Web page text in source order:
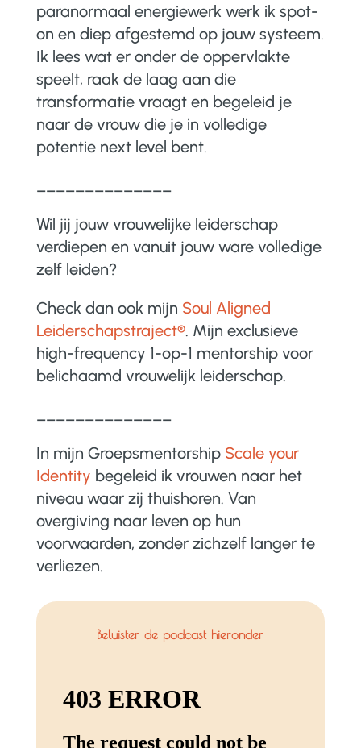
paranormaal energiewerk werk ik spot-
on en diep afgestemd op jouw systeem.
Ik lees wat er onder de oppervlakte
speelt, raak de laag aan die
transformatie vraagt en begeleid je
naar de vrouw die je in volledige
potentie next level bent.
______________
Wil jij jouw vrouwelijke leiderschap
verdiepen en vanuit jouw ware volledige
zelf leiden?
Check dan ook mijn Soul Aligned
Leiderschapstraject®. Mijn exclusieve
high-frequency 1-op-1 mentorship voor
belichaamd vrouwelijk leiderschap.
______________
In mijn Groepsmentorship Scale your
Identity begeleid ik vrouwen naar het
niveau waar zij thuishoren. Van
overgiving naar leven op hun
voorwaarden, zonder zichzelf langer te
verliezen.
Beluister de podcast hieronder